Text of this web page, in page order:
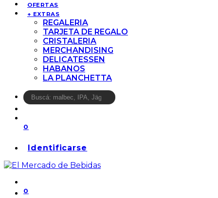
OFERTAS
+ EXTRAS
REGALERIA
TARJETA DE REGALO
CRISTALERIA
MERCHANDISING
DELICATESSEN
HABANOS
LA PLANCHETTA
0
Identificarse
0